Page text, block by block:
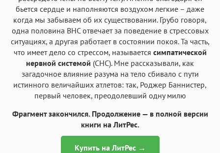
бьется сердце и наполняются воздухом легкие – даже
когда мы забываем об их существовании. Грубо говоря,
одна половина ВНС отвечает за поведение в стрессовых
ситуациях, а другая работает в состоянии покоя. Та часть,
что имеет дело со стрессом, называется симпатической
нервной системой (СНС). Мне рассказывали, как
загадочное влияние разума на тело сбивало с пути
истинного величайших атлетов: так, Роджер Баннистер,
первый человек, преодолевший одну милю
Фрагмент закончился. Продолжение — в полной версии
книги на ЛитРес.
Купить на ЛитРес →